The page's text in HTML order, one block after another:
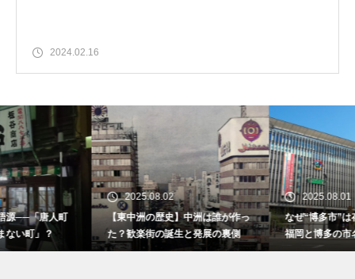
2024.02.16
2025.08.02
【東中洲の歴史】中洲は誰が作っ
た？歓楽街の誕生と発展の裏側
2025.08.01
なぜ“博多市”は存在しないのか？
福岡と博多の市名論争の歴史